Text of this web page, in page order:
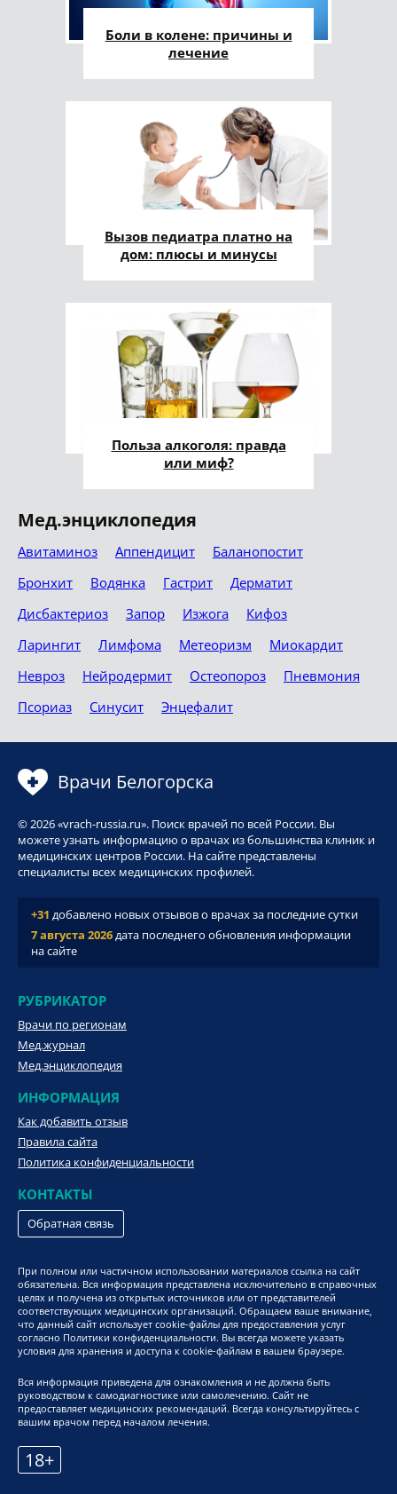
Боли в колене: причины и
лечение
Вызов педиатра платно на
дом: плюсы и минусы
Польза алкоголя: правда
или миф?
Мед.энциклопедия
Авитаминоз Аппендицит
Баланопостит
Бронхит
Водянка Гастрит
Дерматит
Дисбактериоз
Запор Изжога
Кифоз
Ларингит
Лимфома Метеоризм
Миокардит
Невроз
Нейродермит Остеопороз
Пневмония
Псориаз
Синусит Энцефалит
Врачи Белогорска
© 2026 «vrach-russia.ru». Поиск врачей по всей России. Вы
можете узнать информацию о врачах из большинства клиник и
медицинских центров России. На сайте представлены
специалисты всех медицинских профилей.
+31 добавлено новых отзывов о врачах за последние сутки
7 августа 2026дата последнего обновления информации
на сайте
РУБРИКАТОР
Врачи по регионам
Мед.журнал
Мед.энциклопедия
ИНФОРМАЦИЯ
Как добавить отзыв
Правила сайта
Политика конфиденциальности
КОНТАКТЫ
Обратная связь
При полном или частичном использовании материалов ссылка на сайт
обязательна. Вся информация представлена исключительно в справочных
целях и получена из открытых источников или от представителей
соответствующих медицинских организаций. Обращаем ваше внимание,
что данный сайт использует cookie-файлы для предоставления услуг
согласно Политики конфиденциальности. Вы всегда можете указать
условия для хранения и доступа к cookie-файлам в вашем браузере.
Вся информация приведена для ознакомления и не должна быть
руководством к самодиагностике или самолечению. Сайт не
предоставляет медицинских рекомендаций. Всегда консультируйтесь с
вашим врачом перед началом лечения.
18+